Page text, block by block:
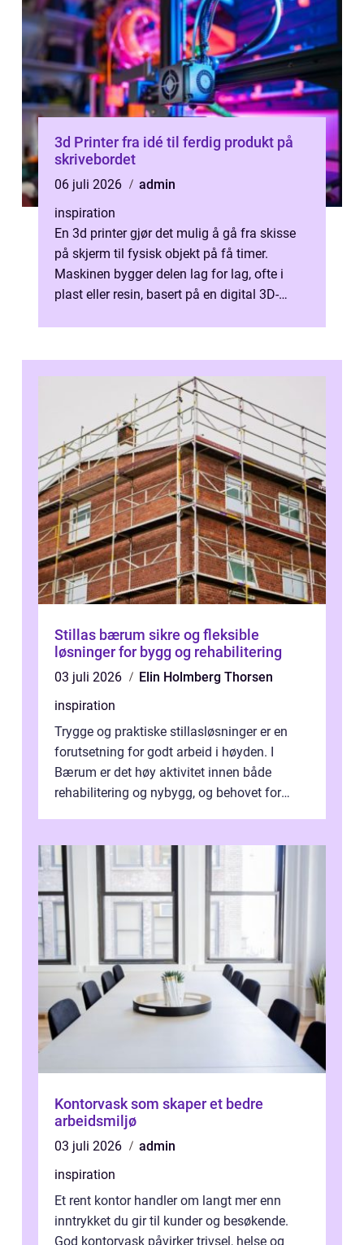
3d Printer fra idé til ferdig produkt på
skrivebordet
06 juli 2026
admin
inspiration
En 3d printer gjør det mulig å gå fra skisse
på skjerm til fysisk objekt på få timer.
Maskinen bygger delen lag for lag, ofte i
plast eller resin, basert på en digital 3D-
Stillas bærum sikre og fleksible
løsninger for bygg og rehabilitering
03 juli 2026
Elin Holmberg Thorsen
inspiration
Trygge og praktiske stillasløsninger er en
forutsetning for godt arbeid i høyden. I
Bærum er det høy aktivitet innen både
rehabilitering og nybygg, og behovet for
Kontorvask som skaper et bedre
arbeidsmiljø
03 juli 2026
admin
inspiration
Et rent kontor handler om langt mer enn
inntrykket du gir til kunder og besøkende.
God kontorvask påvirker trivsel, helse og